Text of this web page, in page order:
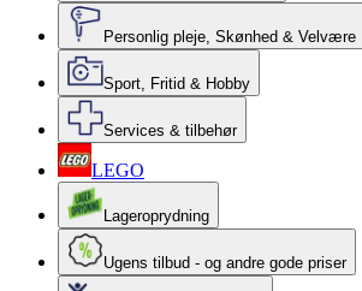
Personlig pleje, Skønhed & Velvære
Sport, Fritid & Hobby
Services & tilbehør
LEGO
Lageroprydning
Ugens tilbud - og andre gode priser